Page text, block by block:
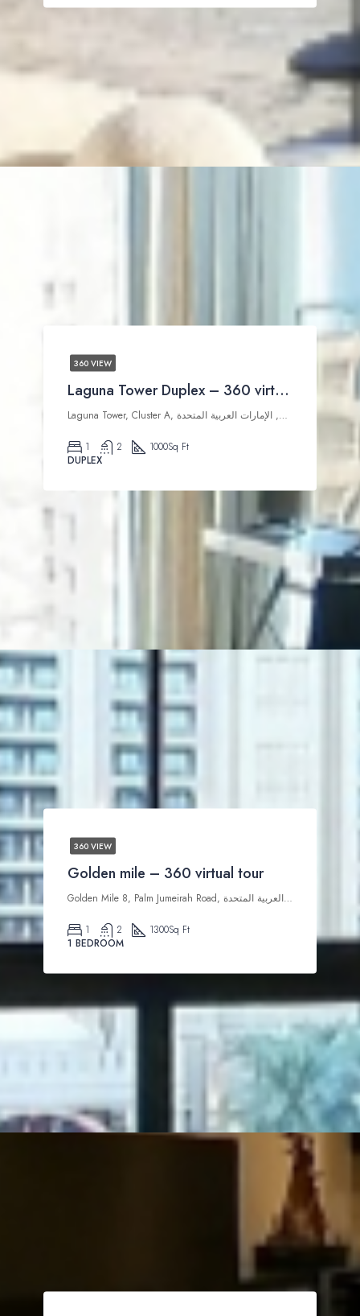
360 VIEW
Laguna Tower Duplex – 360 virtual tour
Laguna Tower, Cluster A, تلال الإمارات, أبراج بحيرات الجميرا, دبي, الإمارات العربية المتحدة
1 2 1000Sq Ft
DUPLEX
360 VIEW
Golden mile – 360 virtual tour
Golden Mile 8, Palm Jumeirah Road, نخلة جميرا, دبي, الإمارات العربية المتحدة
1 2 1300Sq Ft
1 BEDROOM